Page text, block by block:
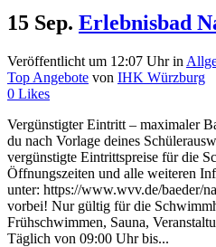
15 Sep. Erlebnisbad
Veröffentlicht um 12:07 Uhrin
Top Angebote von IHK Würzburg
0 Likes
Vergünstigter Eintritt – maximaler
du nach Vorlage deines
vergünstigte Eintrittspreise für die
Öffnungszeiten und alle weiteren
unter: https://www.wvv.de/baeder/
vorbei! Nur gültig für die
Frühschwimmen, Sauna,
Täglich von 09:00 Uhr bis...